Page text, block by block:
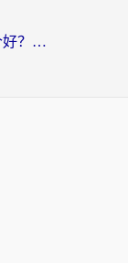
海外党纠结ChickCN和小黑牛哪个好？一篇帮你选对回国加速器的实用指南